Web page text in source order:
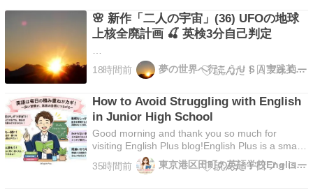
🌸 新作「二人の宇宙」(36) UFOの地球
上核全廃計画 🍒 英検3分自己判定
18時間前
夢の世界へ行こうＵＳＡ実践英会話
How to Avoid Struggling with English
in Junior High School
Good morning and thank you so much for
visiting English Plus blog!English Plus is a small
language school located in Tamachi,
Tokyo.We're pr…
35時間前 東京港区田町の英語学校English Plus英語講師ブログ